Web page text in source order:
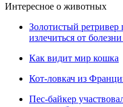
Интересное о животных
Золотистый ретривер
излечиться от
Как видит мир кошка
Кот-ловкач из
Пес-байкер